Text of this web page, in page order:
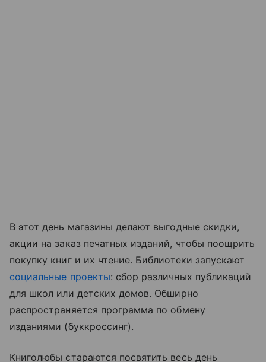
В этот день магазины делают выгодные скидки,
акции на заказ печатных изданий, чтобы поощрить
покупку книг и их чтение. Библиотеки запускают
социальные проекты: сбор различных публикаций
для школ или детских домов. Обширно
распространяется программа по обмену
изданиями (буккроссинг).
Книголюбы стараются посвятить весь день